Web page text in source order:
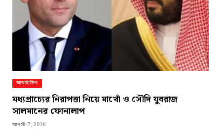
আন্তর্জাতিক
মধ্যপ্রাচ্যের নিরাপত্তা নিয়ে মাখোঁ ও সৌদি যুবরাজ
সালমানের ফোনালাপ
আগস্ট 7, 2026